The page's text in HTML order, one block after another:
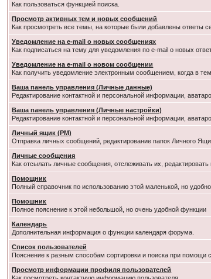
Как пользоваться функцией поиска.
Просмотр активных тем и новых сообщений
Как просмотреть все темы, на которые были добавлены ответы
Уведомление на e-mail о новых сообщениях
Как подписаться на тему для уведомления по e-mail о новых
Уведомление на е-mail о новом сообщении
Как получить уведомление электронным сообщением, когда в
Ваша панель управления (Личные данные)
Редактирование контактной и персональной информации,
Ваша панель управления (Личные настройки)
Редактирование контактной и персональной информации,
Личный ящик (PM)
Отправка личных сообщений, редактирование папок Личного
Личные сообщения
Как отсылать личные сообщения, отслеживать их,
Помощник
Полный справочник по использованию этой маленькой, но
Помошник
Полное пояснение к этой небольшой, но очень удобной функции
Календарь
Дополнительная информация о функции календаря форума.
Список пользователей
Пояснение к разным способам сортировки и поиска при помощи
Просмотр информации профиля пользователей